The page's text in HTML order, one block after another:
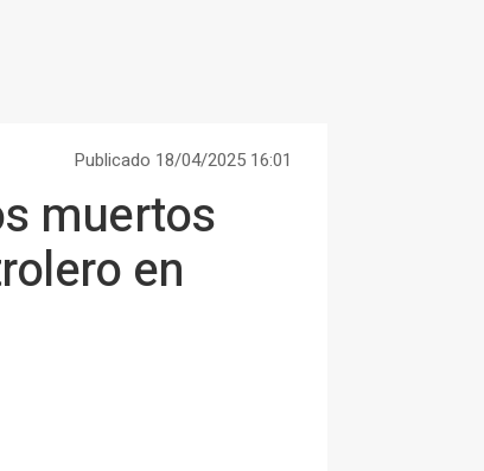
Publicado 18/04/2025 16:01
muertos
en